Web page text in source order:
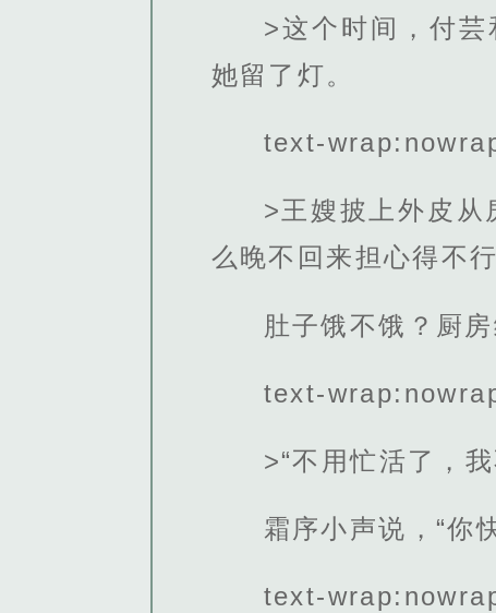
>这个时间，付
她留了灯。
text-
>王嫂披上外皮从
么晚不回来担心得不
肚子饿不饿？厨
text-
>“不用忙活了，
霜序小声说，“你
text-